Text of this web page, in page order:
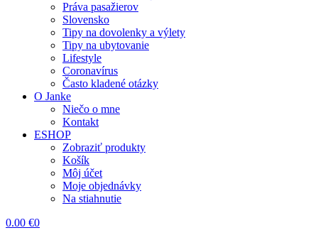
Práva pasažierov
Slovensko
Tipy na dovolenky a výlety
Tipy na ubytovanie
Lifestyle
Coronavírus
Často kladené otázky
O Janke
Niečo o mne
Kontakt
ESHOP
Zobraziť produkty
Košík
Môj účet
Moje objednávky
Na stiahnutie
0.00 €0